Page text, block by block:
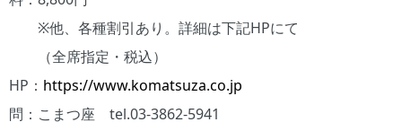
※他、各種割引あり。詳細は下記HPにて
（全席指定・税込）
HP： https://www.komatsuza.co.jp
問：こまつ座 tel.03-3862-5941